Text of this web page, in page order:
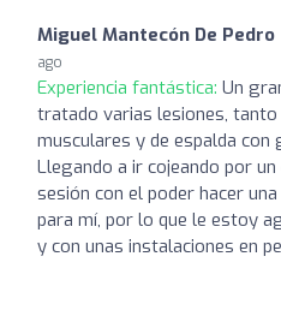
Miguel Mantecón De Pedro
ago
Experiencia fantástica: Un
tratado varias lesiones,
musculares y de espalda con
Llegando a ir cojeando por
sesión con el poder hacer
para mí, por lo que le estoy
y con unas instalaciones en